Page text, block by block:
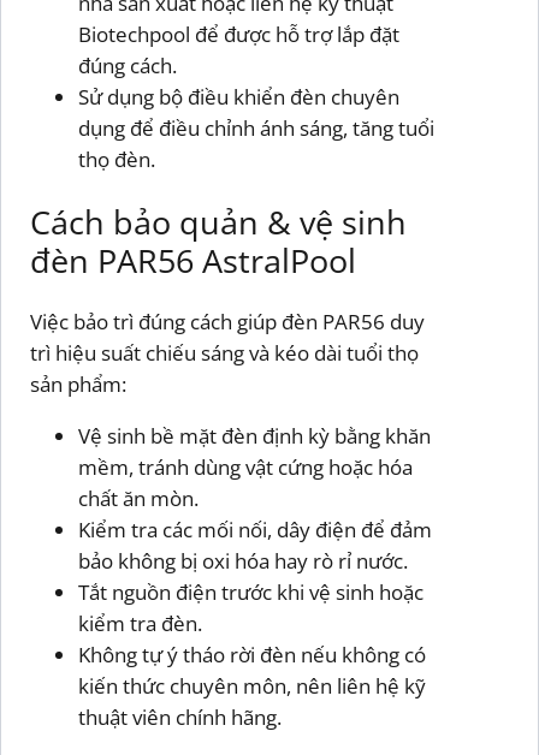
Biotechpool để được hỗ trợ lắp đặt
đúng cách.
Sử dụng bộ điều khiển đèn chuyên
dụng để điều chỉnh ánh sáng, tăng tuổi
thọ đèn.
Cách bảo quản & vệ sinh
đèn PAR56 AstralPool
Việc bảo trì đúng cách giúp đèn PAR56 duy
trì hiệu suất chiếu sáng và kéo dài tuổi thọ
sản phẩm:
Vệ sinh bề mặt đèn định kỳ bằng khăn
mềm, tránh dùng vật cứng hoặc hóa
chất ăn mòn.
Kiểm tra các mối nối, dây điện để đảm
bảo không bị oxi hóa hay rò rỉ nước.
Tắt nguồn điện trước khi vệ sinh hoặc
kiểm tra đèn.
Không tự ý tháo rời đèn nếu không có
kiến thức chuyên môn, nên liên hệ kỹ
thuật viên chính hãng.